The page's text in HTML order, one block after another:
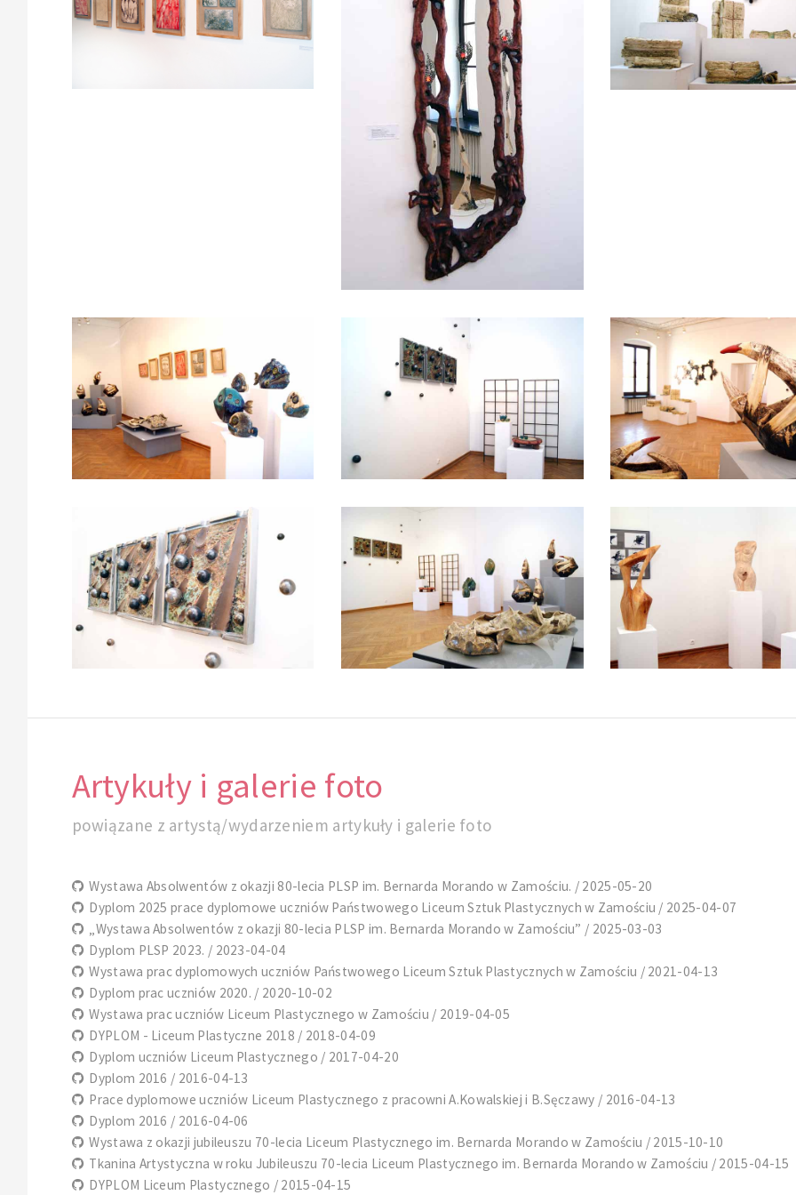
Artykuły i galerie foto
powiązane z artystą/wydarzeniem artykuły i galerie foto
Wystawa Absolwentów z okazji 80-lecia PLSP im. Bernarda Morando w Zamościu. / 2025-05-20
Dyplom 2025 prace dyplomowe uczniów Państwowego Liceum Sztuk Plastycznych w Zamościu / 2025-04-07
„Wystawa Absolwentów z okazji 80-lecia PLSP im. Bernarda Morando w Zamościu” / 2025-03-03
Dyplom PLSP 2023. / 2023-04-04
Wystawa prac dyplomowych uczniów Państwowego Liceum Sztuk Plastycznych w Zamościu / 2021-04-13
Dyplom prac uczniów 2020. / 2020-10-02
Wystawa prac uczniów Liceum Plastycznego w Zamościu / 2019-04-05
DYPLOM - Liceum Plastyczne 2018 / 2018-04-09
Dyplom uczniów Liceum Plastycznego / 2017-04-20
Dyplom 2016 / 2016-04-13
Prace dyplomowe uczniów Liceum Plastycznego z pracowni A.Kowalskiej i B.Sęczawy / 2016-04-13
Dyplom 2016 / 2016-04-06
Wystawa z okazji jubileuszu 70-lecia Liceum Plastycznego im. Bernarda Morando w Zamościu / 2015-10-10
Tkanina Artystyczna w roku Jubileuszu 70-lecia Liceum Plastycznego im. Bernarda Morando w Zamościu / 2015-04-15
DYPLOM Liceum Plastycznego / 2015-04-15